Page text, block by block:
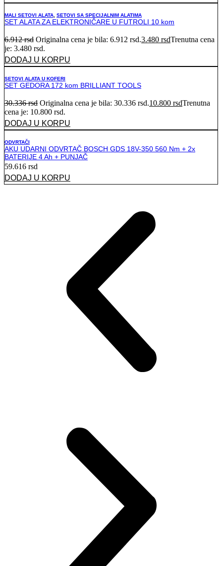
MALI SETOVI ALATA SETOVI SA SPECIJALNIM ALATIMA
SET ALATA ZA ELEKTRONIČARE U FUTROLI 10 kom
6.912rsd Originalna cena je bila: 6.912 rsd.3.480 rsdTrenutna cena
je: 3.480 rsd.
DODAJ U KORPU
SETOVI ALATA U KOFERI
SET GEDORA 172 kom BRILLIANT TOOLS
30.336rsd Originalna cena je bila: 30.336 rsd.10.800 rsdTrenutna
cena je: 10.800 rsd.
DODAJ U KORPU
ODVRTAČI
AKU UDARNI ODVRTAČ BOSCH GDS 18V-350 560 Nm + 2x
BATERIJE 4 Ah + PUNJAČ
59.616 rsd
DODAJ U KORPU